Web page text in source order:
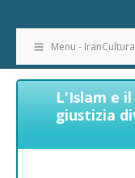
Menu - IranCultura
L'Islam e
giustizia